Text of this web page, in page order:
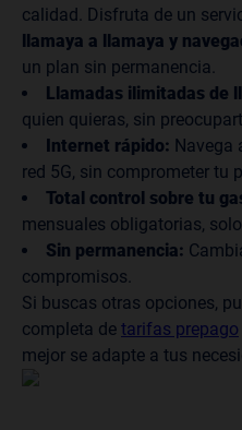
calidad. Disfruta de un
llamaya a llamaya y
un plan sin permanencia.
Llamadas ilimitadas de
quien quieras, sin
Internet rápido: Navega
red 5G, sin comprometer tu
Total control sobre tu
mensuales obligatorias,
Sin permanencia:
compromisos.
Si buscas otras opciones,
completa de tarifas prepago
mejor se adapte a tus